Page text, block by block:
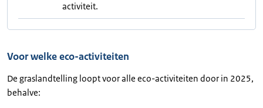
activiteit.
Voor welke eco-activiteiten
De graslandtelling loopt voor alle eco-activiteiten door in 2025,
behalve: